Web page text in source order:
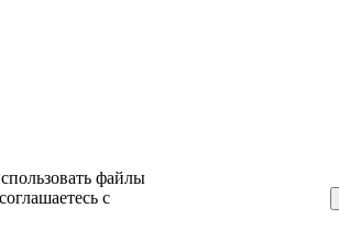
файлы
с